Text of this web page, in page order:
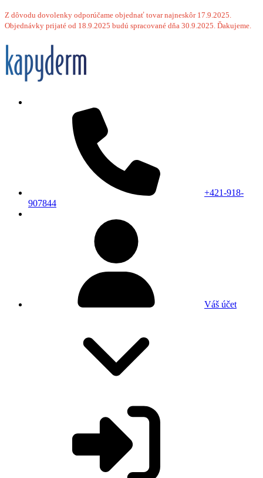
Z dôvodu dovolenky odporúčame objednať tovar najneskôr 17.9.2025.
Objednávky prijaté od 18.9.2025 budú spracované dňa 30.9.2025. Ďakujeme.
+421-918-
907844
Váš účet